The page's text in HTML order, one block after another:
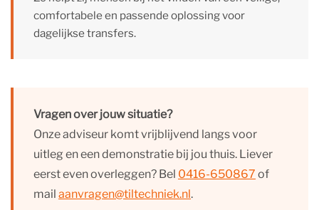
comfortabele en passende oplossing voor
dagelijkse transfers.
Vragen over jouw situatie?
Onze adviseur komt vrijblijvend langs voor
uitleg en een demonstratie bij jou thuis. Liever
eerst even overleggen? Bel 0416-650867 of
mail aanvragen@tiltechniek.nl.